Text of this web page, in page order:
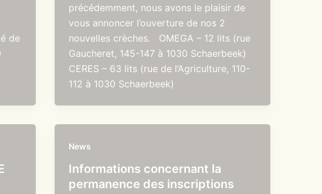
de
précédemment, nous avons le plaisir de
vous annoncer l’ouverture de nos 2
nouvelles crèches. OMEGA – 12 lits (rue
Gaucheret, 145-147 à 1030 Schaerbeek)
CERES – 63 lits (rue de l’Agriculture, 110-
112 à 1030 Schaerbeek)
News
Informations concernant la
permanence des inscriptions